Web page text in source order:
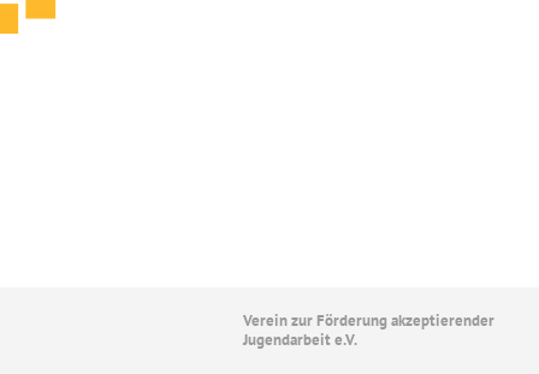
Verein zur Förderung akzeptierender
Jugendarbeit e.V.